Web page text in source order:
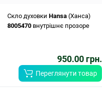
Скло духовки Hansa (Ханса)
8005470 внутрішнє прозоре
950.00 грн.
Переглянути товар